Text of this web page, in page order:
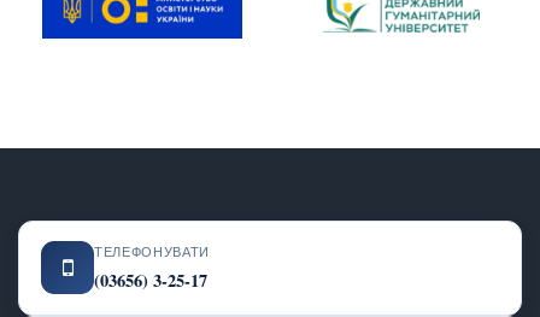
ТЕЛЕФОНУВАТИ
(03656) 3-25-17